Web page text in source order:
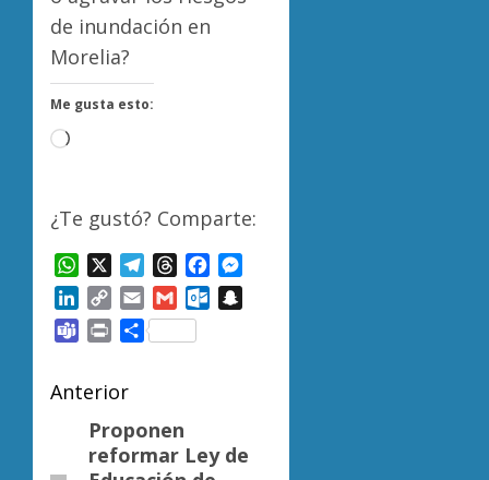
de inundación en
Morelia?
Me gusta esto:
Cargando...
¿Te gustó? Comparte:
WhatsAppTelegram
ThreadsFacebook
LinkedIn
Copy
Link
Email GmailOutlook.com
TeamsPrintCompartir
Navegación
Anterior
Entrada
anterior:
Proponen
reformar Ley de